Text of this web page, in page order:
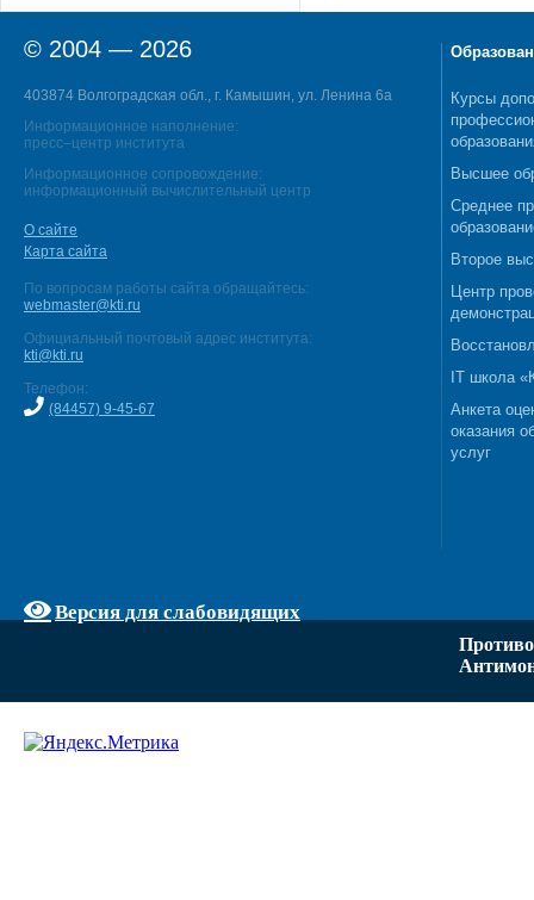
© 2004 — 2026
403874 Волгоградская обл., г. Камышин, ул. Ленина 6а
Информационное наполнение:
пресс–центр института
Информационное сопровождение:
информационный вычислительный центр
О сайте
Карта сайта
По вопросам работы сайта обращайтесь:
webmaster@kti.ru
Официальный почтовый адрес института:
kti@kti.ru
Телефон:
(84457) 9-45-67
Версия для слабовидящих
Курсы
Высшее
Среднее
Второе
Центр
IT школа
Анкета
оказания
услуг